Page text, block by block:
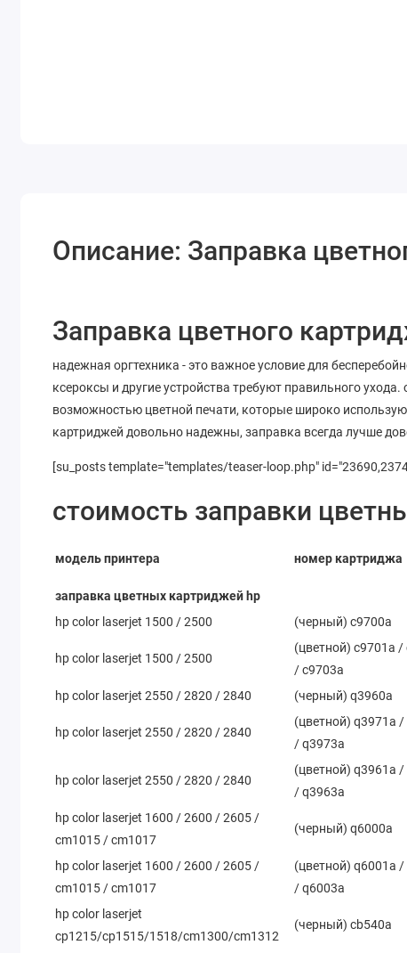
Описание: Заправка
Заправка цветного
надежная оргтехника - это важное условие для
ксероксы и другие устройства требуют правильного
возможностью цветной печати, которые широко
картриджей довольно надежны, заправка всегда лучше
[su_posts template="templates/teaser-loop.php"
стоимость заправки
модель принтера номер картриджа
заправка цветных картриджей hp
hp color laserjet 1500 / 2500
(черный) c9700a
hp color laserjet 1500 / 2500
(цветной) c9701a /
/ c9703a
hp color laserjet 2550 / 2820 / 2840 (черный) q3960a
hp color laserjet 2550 / 2820 / 2840
(цветной) q3971a /
/ q3973a
hp color laserjet 2550 / 2820 / 2840
(цветной) q3961a /
/ q3963a
hp color laserjet 1600 / 2600 / 2605 /
cm1015 / cm1017
(черный) q6000a
hp color laserjet 1600 / 2600 / 2605 /
cm1015 / cm1017
(цветной) q6001a /
/ q6003a
hp color laserjet
cp1215/cp1515/1518/cm1300/cm1312
(черный) cb540a